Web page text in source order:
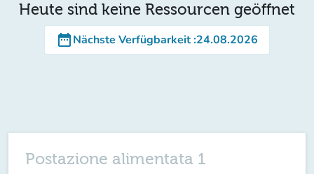
Heute sind keine Ressourcen geöffnet
date_rangeNächste Verfügbarkeit:24.08.2026
Postazione alimentata 1